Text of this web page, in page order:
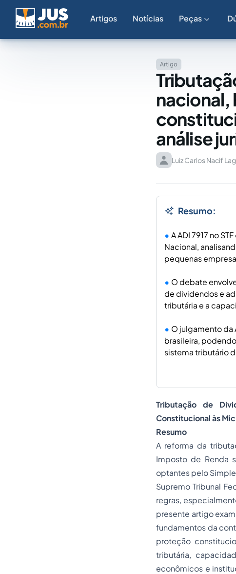
Artigos Notícias Peças
Artigo
nacional,
análise
Luiz Carlos Nacif
Resumo:
A ADI 7917 no
Nacional,
pequenas
O debate
de dividendos e
tributária e a
O julgamento da
brasileira,
sistema tributário
Tributação de
Constitucional às
Resumo
A reforma da
Imposto de Renda
optantes pelo
Supremo Tribunal
regras,
presente artigo
fundamentos da
proteção
tributária,
econômicos e